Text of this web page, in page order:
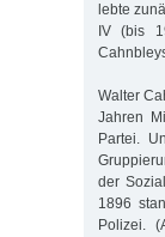
lebte
IV (bis
Walter
Jahren
Partei.
der
1896
Polizei.